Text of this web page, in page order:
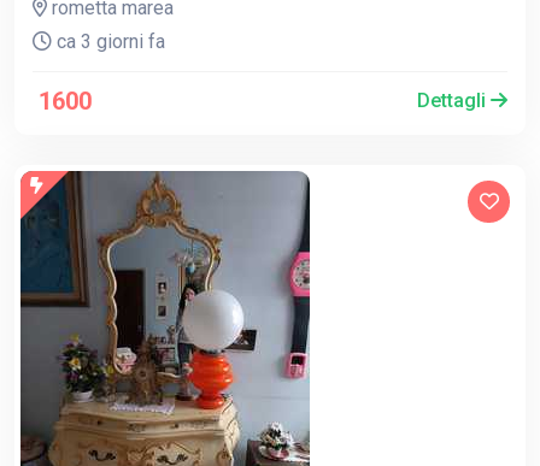
rometta marea
ca 3 giorni fa
1600 Dettagli